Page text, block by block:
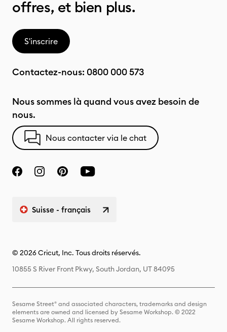
offres, et bien plus.
S'inscrire
Contactez-nous: 0800 000 573
Nous sommes là quand vous avez besoin de
nous.
Nous contacter via le chat
Suisse - français
© 2026 Cricut, Inc. Tous droits réservés.
10855 S River Front Pkwy, South Jordan, UT 84095
Sesame Street® and associated characters, trademarks and design
elements are owned and licensed by Sesame Workshop. © 2022
Sesame Workshop. All rights reserved.